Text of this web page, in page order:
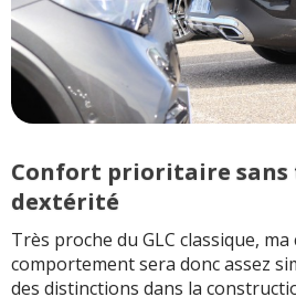
Confort prioritaire sans
dextérité
Très proche du GLC classique,
comportement sera donc assez
des distinctions dans la